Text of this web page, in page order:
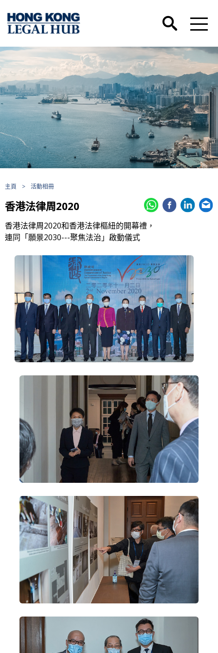
主頁 > 活動相冊
香港法律周2020
香港法律周2020和香港法律樞紐的開幕禮，
連同「願景2030---聚焦法治」啟動儀式